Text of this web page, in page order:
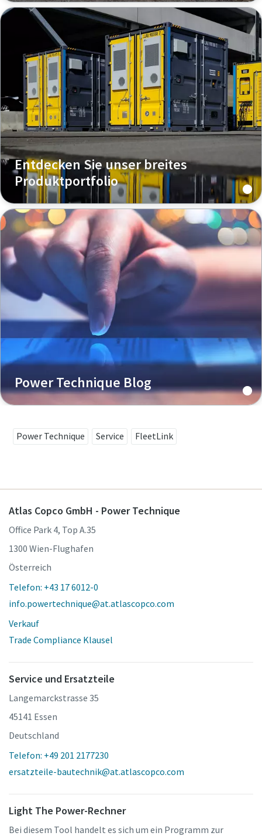
Entdecken Sie unser breites
Produktportfolio
Power Technique Blog
Power Technique Service FleetLink
Atlas Copco GmbH - Power Technique
Office Park 4, Top A.35
1300 Wien-Flughafen
Österreich
Telefon: +43 17 6012-0
info.powertechnique@at.atlascopco.com
Verkauf
Trade Compliance Klausel
Service und Ersatzteile
Langemarckstrasse 35
45141 Essen
Deutschland
Telefon: +49 201 2177230
ersatzteile-bautechnik@at.atlascopco.com
Light The Power-Rechner
Bei diesem Tool handelt es sich um ein Programm zur